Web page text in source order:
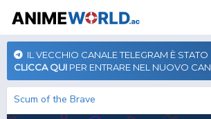
IL VECCHIO CANALE TELEGRAM È
CLICCA QUI PER ENTRARE NEL NUOVO
Scum of the Brave